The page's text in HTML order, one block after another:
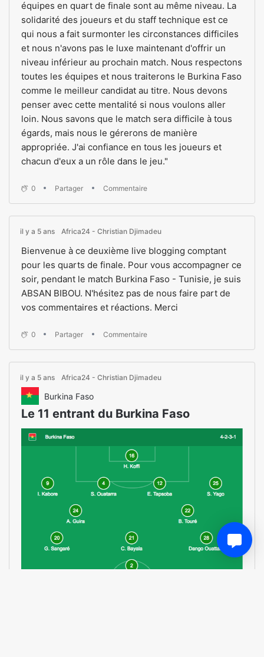
équipes en quart de finale sont au même niveau. La
solidarité des joueurs et du staff technique est ce
qui nous a fait surmonter les circonstances difficiles
et nous n'avons pas le luxe maintenant d'offrir un
niveau inférieur au prochain match. Nous respectons
toutes les équipes et nous traiterons le Burkina Faso
comme le meilleur candidat au titre. Nous devons
penser avec cette mentalité si nous voulons aller
loin. Nous savons que le match sera difficile à tous
égards, mais nous le gérerons de manière
appropriée. J'ai confiance en tous les joueurs et
chacun d'eux a un rôle dans le jeu."
0 Partager Commentaire
il y a 5 ans Africa24 - Christian Djimadeu
Bienvenue à ce deuxième live blogging comptant
pour les quarts de finale. Pour vous accompagner ce
soir, pendant le match Burkina Faso - Tunisie, je suis
ABSAN BIBOU. N'hésitez pas de nous faire part de
vos commentaires et réactions. Merci
0 Partager Commentaire
il y a 5 ans Africa24 - Christian Djimadeu
Burkina Faso
Le 11 entrant du Burkina Faso